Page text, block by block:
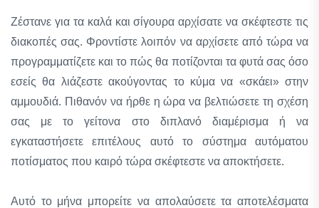
Ζέστανε για τα καλά και σίγουρα αρχίσατε να σκέφτεστε τις
διακοπές σας. Φροντίστε λοιπόν να αρχίσετε από τώρα να
προγραμματίζετε και το πώς θα ποτίζονται τα φυτά σας όσο
εσείς θα λιάζεστε ακούγοντας το κύμα να «σκάει» στην
αμμουδιά. Πιθανόν να ήρθε η ώρα να βελτιώσετε τη σχέση
σας με το γείτονα στο διπλανό διαμέρισμα ή να
εγκαταστήσετε επιτέλους αυτό το σύστημα αυτόματου
ποτίσματος που καιρό τώρα σκέφτεστε να αποκτήσετε.
Αυτό το μήνα μπορείτε να απολαύσετε τα αποτελέσματα